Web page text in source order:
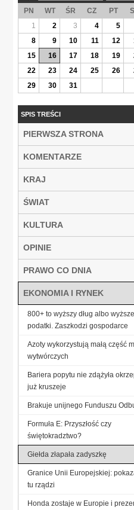
PN WT ŚR CZ PT
1
2 3 4 5
8
9 10 11 12
15
16 17 18 19
22
23 24 25 26
29
30 31
SPIS TREŚCI
PIERWSZA STRONA
KOMENTARZE
KRAJ
ŚWIAT
KULTURA
OPINIE
PRAWO CO DNIA
EKONOMIA I RYNEK
800+ to wyższy dług albo wyższe
podatki. Zaszkodzi gospodarce
Azoty wykorzystują małą część
wytwórczych
Bariera popytu nie zdążyła
już kruszeje
Brakuje unijnego Funduszu
Formuła E: Przyszłość czy
świętokradztwo?
Giełda złapała zadyszkę
Granice Unii Europejskiej:
tu rządzi
Honda zostaje w Europie i